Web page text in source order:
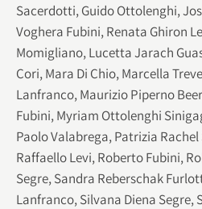
Sacerdotti, Guido Ottolenghi,
Voghera Fubini, Renata Ghiron
Momigliano, Lucetta Jarach
Cori, Mara Di Chio, Marcella
Lanfranco, Maurizio Piperno
Fubini, Myriam Ottolenghi
Paolo Valabrega, Patrizia
Raffaello Levi, Roberto Fubini,
Segre, Sandra Reberschak
Lanfranco, Silvana Diena Segre,